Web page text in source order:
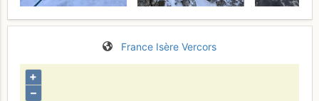
France Isère Vercors
+
–